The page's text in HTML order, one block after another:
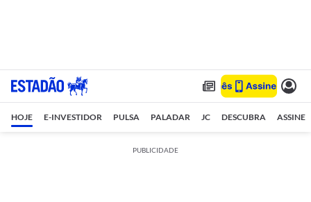
HOJE E-INVESTIDOR PULSA PALADAR JC DESCUBRA ASSINE
PUBLICIDADE